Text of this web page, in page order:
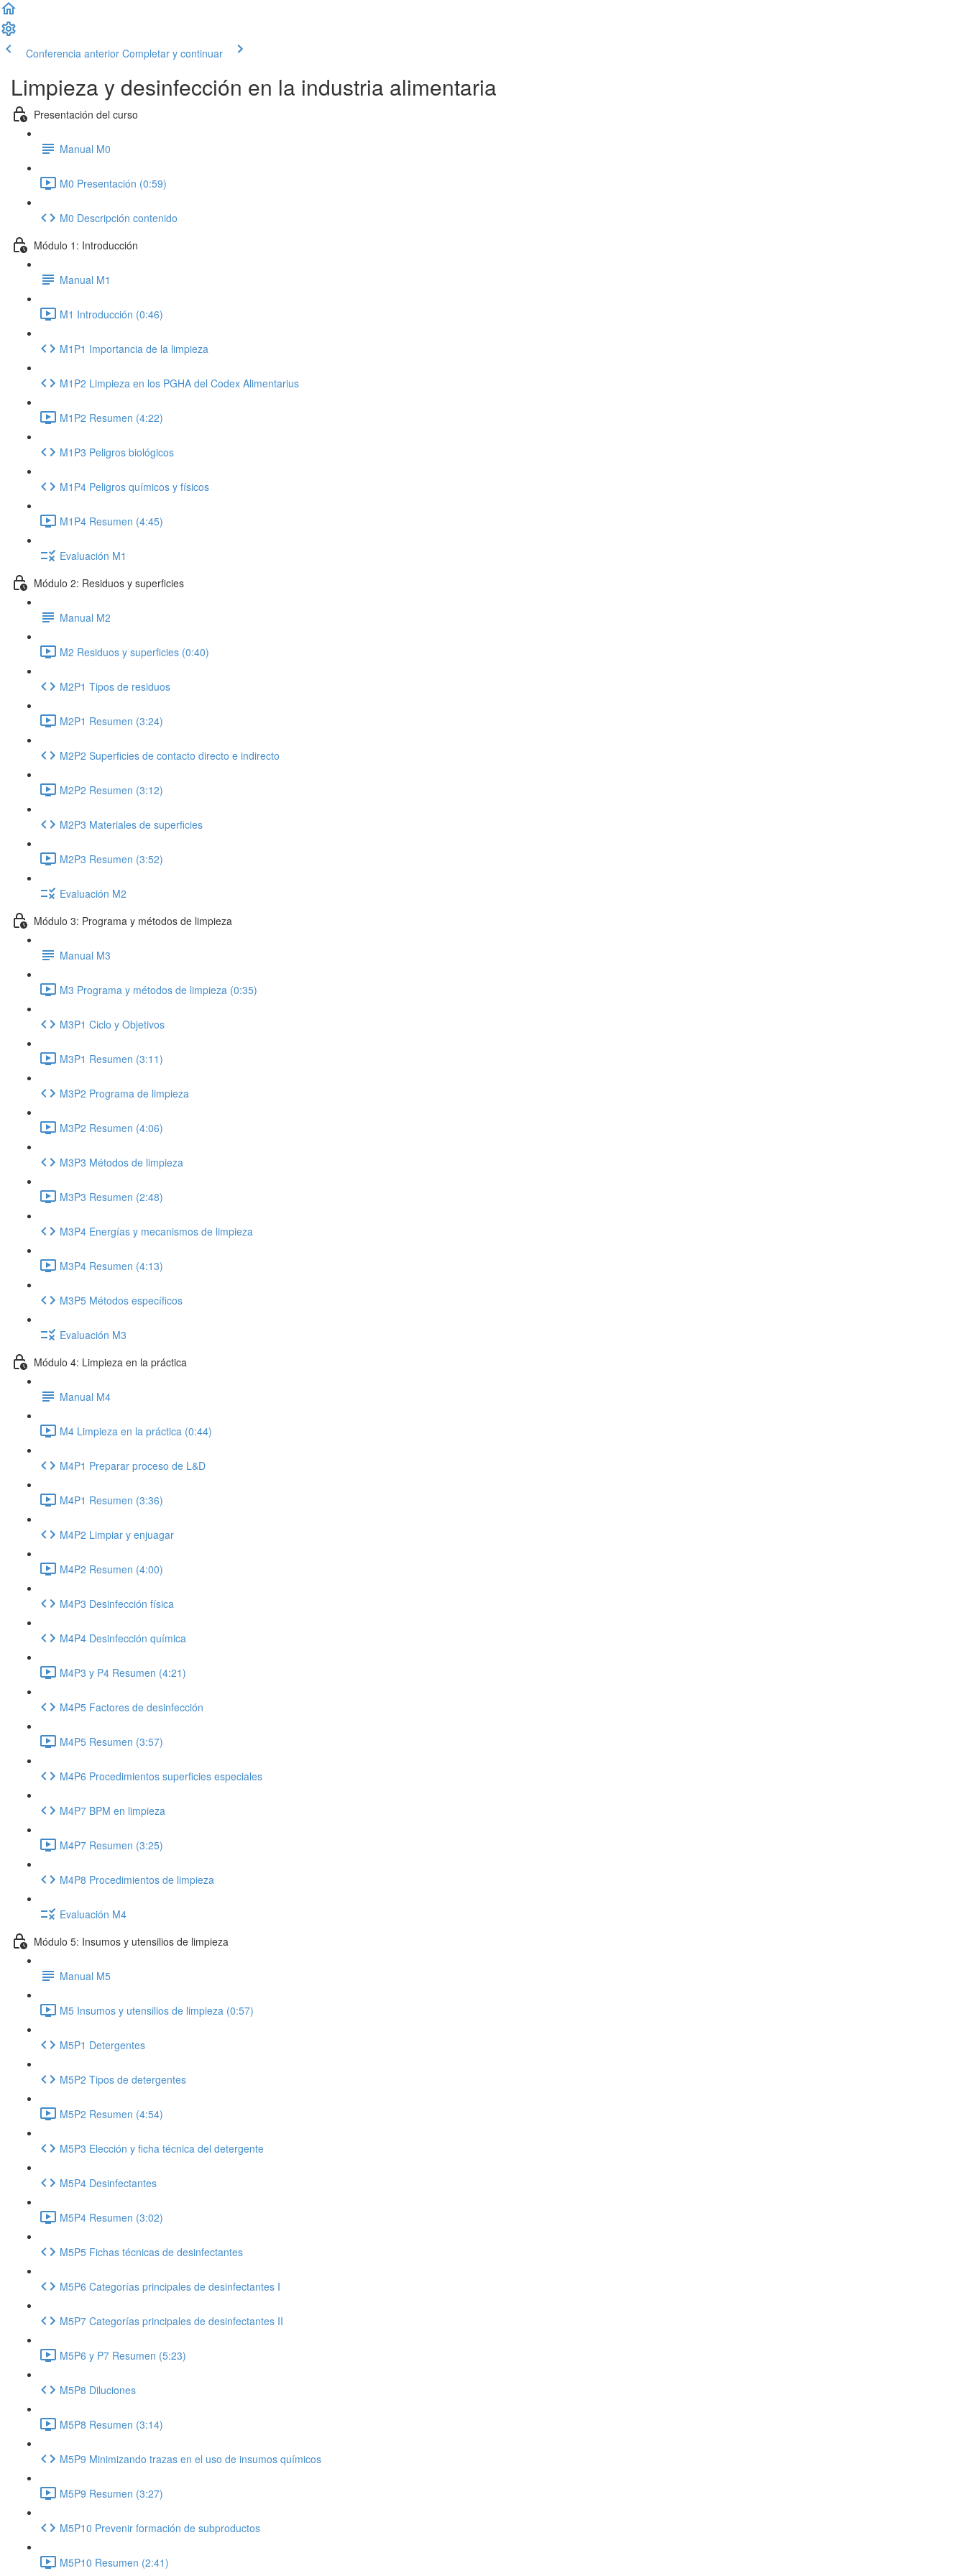
Conferencia anterior Completar y continuar
Limpieza y desinfección en la industria alimentaria
Presentación del curso
Manual M0
M0 Presentación (0:59)
M0 Descripción contenido
Módulo 1: Introducción
Manual M1
M1 Introducción (0:46)
M1P1 Importancia de la limpieza
M1P2 Limpieza en los PGHA del Codex Alimentarius
M1P2 Resumen (4:22)
M1P3 Peligros biológicos
M1P4 Peligros químicos y físicos
M1P4 Resumen (4:45)
Evaluación M1
Módulo 2: Residuos y superficies
Manual M2
M2 Residuos y superficies (0:40)
M2P1 Tipos de residuos
M2P1 Resumen (3:24)
M2P2 Superficies de contacto directo e indirecto
M2P2 Resumen (3:12)
M2P3 Materiales de superficies
M2P3 Resumen (3:52)
Evaluación M2
Módulo 3: Programa y métodos de limpieza
Manual M3
M3 Programa y métodos de limpieza (0:35)
M3P1 Ciclo y Objetivos
M3P1 Resumen (3:11)
M3P2 Programa de limpieza
M3P2 Resumen (4:06)
M3P3 Métodos de limpieza
M3P3 Resumen (2:48)
M3P4 Energías y mecanismos de limpieza
M3P4 Resumen (4:13)
M3P5 Métodos específicos
Evaluación M3
Módulo 4: Limpieza en la práctica
Manual M4
M4 Limpieza en la práctica (0:44)
M4P1 Preparar proceso de L&D
M4P1 Resumen (3:36)
M4P2 Limpiar y enjuagar
M4P2 Resumen (4:00)
M4P3 Desinfección física
M4P4 Desinfección química
M4P3 y P4 Resumen (4:21)
M4P5 Factores de desinfección
M4P5 Resumen (3:57)
M4P6 Procedimientos superficies especiales
M4P7 BPM en limpieza
M4P7 Resumen (3:25)
M4P8 Procedimientos de limpieza
Evaluación M4
Módulo 5: Insumos y utensilios de limpieza
Manual M5
M5 Insumos y utensilios de limpieza (0:57)
M5P1 Detergentes
M5P2 Tipos de detergentes
M5P2 Resumen (4:54)
M5P3 Elección y ficha técnica del detergente
M5P4 Desinfectantes
M5P4 Resumen (3:02)
M5P5 Fichas técnicas de desinfectantes
M5P6 Categorías principales de desinfectantes I
M5P7 Categorías principales de desinfectantes II
M5P6 y P7 Resumen (5:23)
M5P8 Diluciones
M5P8 Resumen (3:14)
M5P9 Minimizando trazas en el uso de insumos químicos
M5P9 Resumen (3:27)
M5P10 Prevenir formación de subproductos
M5P10 Resumen (2:41)